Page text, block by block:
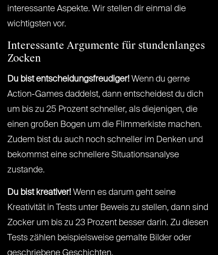
interessante Aspekte. Wir stellen dir einmal die
wichtigsten vor.
Interessante Argumente für stundenlanges
Zocken
Du bist entscheidungsfreudiger! Wenn du gerne
Action-Games daddelst, dann entscheidest du dich
um bis zu 25 Prozent schneller, als diejenigen, die
einen großen Bogen um die Flimmerkiste machen.
Zudem bist du auch noch schneller im Denken und
bekommst eine schnellere Situationsanalyse
zustande.
Du bist kreativer! Wenn es darum geht seine
Kreativität in Tests unter Beweis zu stellen, dann sind
Zocker um bis zu 23 Prozent besser darin. Zu diesen
Tests zählen beispielsweise gemalte Bilder oder